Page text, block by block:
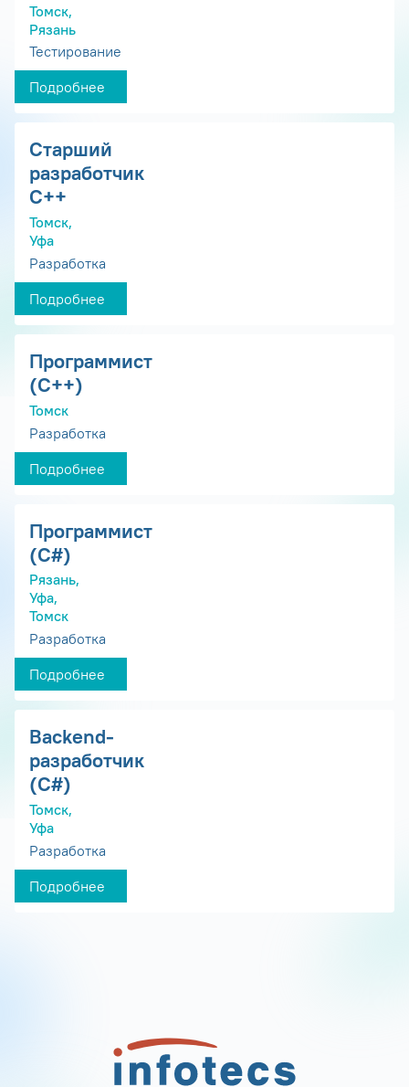
Томск,
Рязань
Тестирование
Подробнее
Старший
разработчик
С++
Томск,
Уфа
Разработка
Подробнее
Программист
(С++)
Томск
Разработка
Подробнее
Программист
(С#)
Рязань,
Уфа,
Томск
Разработка
Подробнее
Backend-
разработчик
(C#)
Томск,
Уфа
Разработка
Подробнее